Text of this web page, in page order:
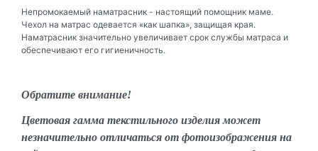
Непромокаемый наматрасник - настоящий помощник маме.
Чехол на матрас одевается «как шапка», защищая края.
Наматрасник значительно увеличивает срок службы матраса и
обеспечивают его гигиеничность.
Обратите внимание!
Цветовая гамма текстильного изделия может
незначительно отличаться от фотоизображения на